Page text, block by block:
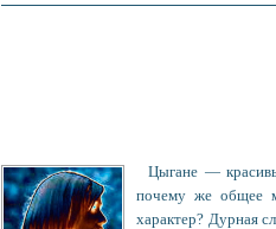
Цыгане —
почему же общее
характер? Дурная